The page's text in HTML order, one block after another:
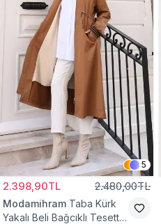
5
2.398,90TL 2.480,00TL
Modamihram Taba Kürk
Yakalı Beli Bağcıklı Tesettür